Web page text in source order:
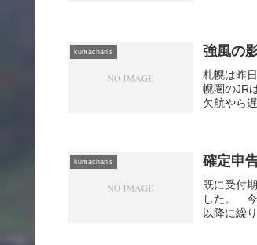
kumachan's 強風の
札幌は昨
幌圏のJR
欠航やら
kumachan's 確定申
既に受付
した。 今
以降に繰